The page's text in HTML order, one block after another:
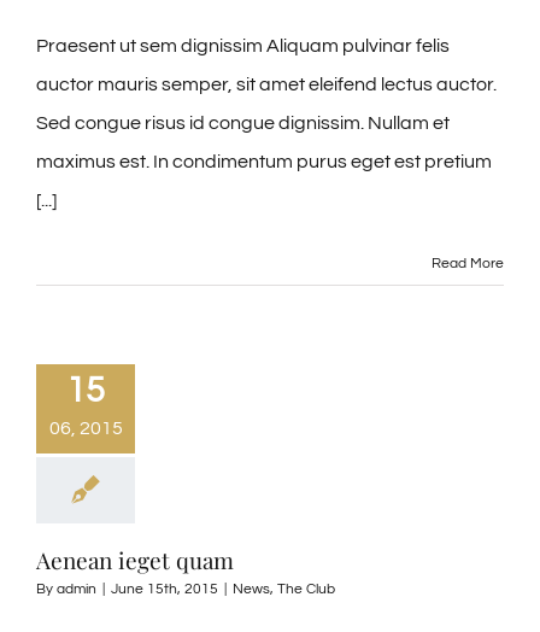
Praesent ut sem dignissim Aliquam pulvinar felis
auctor mauris semper, sit amet eleifend lectus auctor.
Sed congue risus id congue dignissim. Nullam et
maximus est. In condimentum purus eget est pretium
[...]
Read More
15
06, 2015
Aenean ieget quam
By admin June 15th, 2015 News, The Club